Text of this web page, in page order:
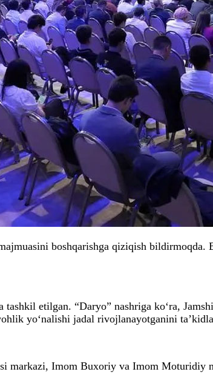
boshqarishga qiziqish
etilgan. “Daryo” nashriga ko‘ra,
yo‘nalishi jadal rivojlanayotganini
markazi, Imom Buxoriy va Imom Moturidiy